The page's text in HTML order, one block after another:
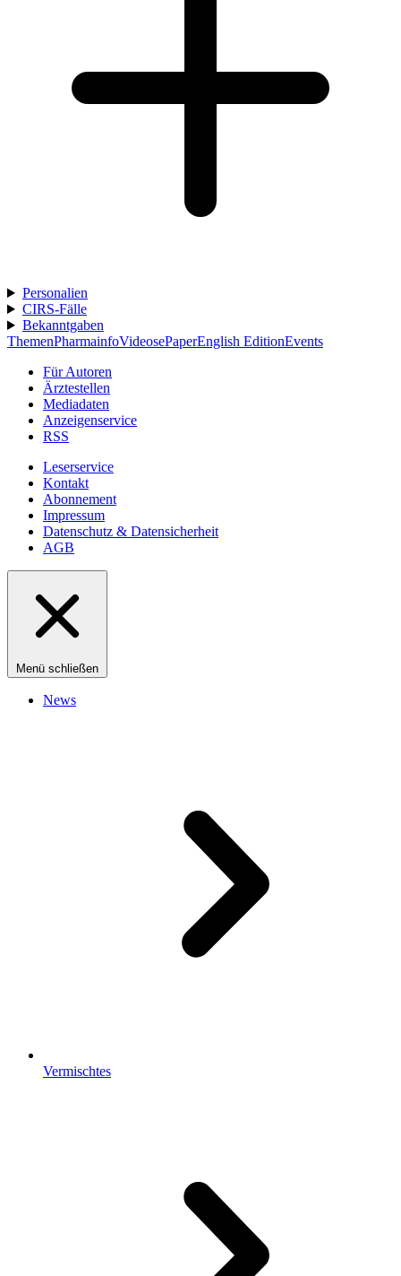
Personalien
CIRS-Fälle
Bekanntgaben
ThemenPharmainfoVideosePaperEnglish EditionEvents
Für Autoren
Ärztestellen
Mediadaten
Anzeigenservice
RSS
Leserservice
Kontakt
Abonnement
Impressum
Datenschutz & Datensicherheit
AGB
Menü schließen
News
Vermischtes